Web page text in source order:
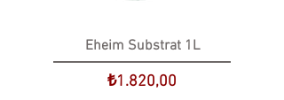
Eheim Substrat 1L
Fiyat
₺1.820,00